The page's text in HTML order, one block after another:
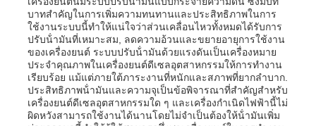
บ้าน
ผลิตภัณฑ์
บาทสําคัญในการเพิ่มความทนทานและประสิทธิภาพในการ
ใช้งานระบบนี้ทําให้แน่ใจว่าส่วนเคลื่อนไหวทั้งหมดได้รับการ
ปรับน้ํามันที่เหมาะสม, ลดความอ้วนและขยายอายุการใช้งาน
ของเครื่องยนต์ ระบบปรับน้ํามันด้วยแรงดันเป็นเครื่องหมาย
ประจําคุณภาพในเครื่องยนต์ดีเซลอุตสาหกรรมให้การทํางาน
เรียบร้อย แม้แต่ภายใต้ภาระงานที่หนักและสภาพที่ยากลําบาก.
ประสิทธิภาพน้ํามันและความจุเป็นข้อพิจารณาที่สําคัญสําหรับ
เครื่องยนต์ดีเซลอุตสาหกรรมใด ๆ และเครื่องกําเนิดไฟฟ้านี้ไม่
ผิดหวังสามารถใช้งานได้นานโดยไม่จําเป็นต้องให้น้ํามันเพิ่ม